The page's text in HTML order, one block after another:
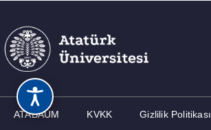
ATABAUM KVKK Gizlilik Politikası